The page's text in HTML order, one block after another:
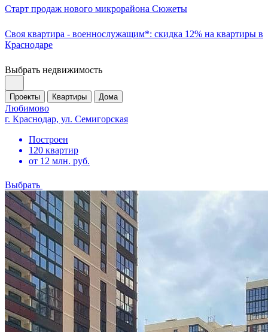
Старт продаж нового микрорайона Сюжеты
Своя квартира - военнослужащим*: скидка 12% на квартиры в
Краснодаре
Выбрать недвижимость
Проекты Квартиры Дома
Любимово
г. Краснодар, ул. Семигорская
Построен
120 квартир
от 12 млн. руб.
Выбрать